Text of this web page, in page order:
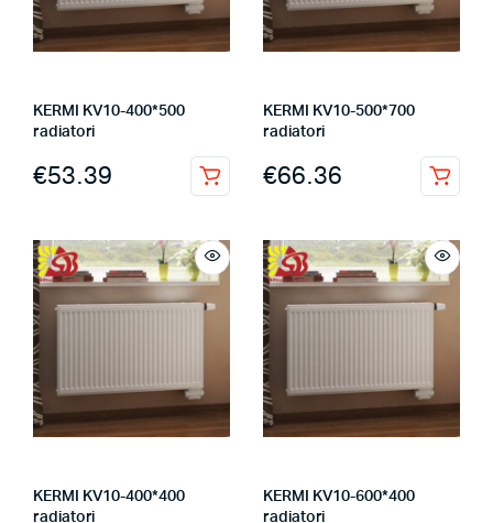
KERMI KV10-400*500
radiatori
€53.39
KERMI KV10-500*700
radiatori
€66.36
KERMI KV10-400*400
radiatori
KERMI KV10-600*400
radiatori